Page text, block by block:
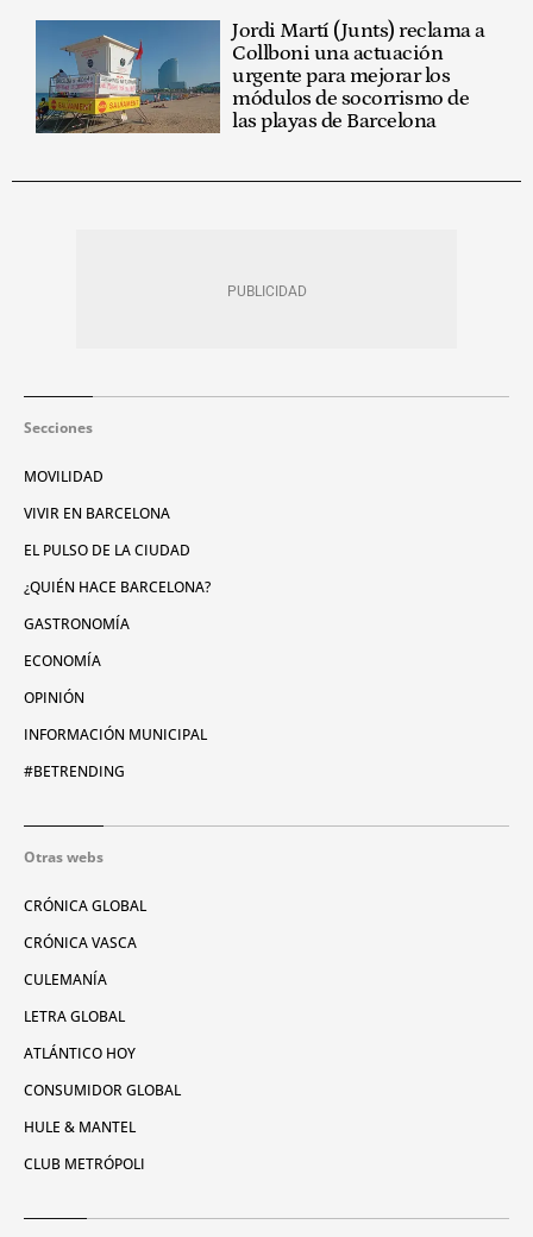
Jordi Martí (Junts) reclama a
Collboni una actuación
urgente para mejorar los
módulos de socorrismo de
las playas de Barcelona
Secciones
MOVILIDAD
VIVIR EN BARCELONA
EL PULSO DE LA CIUDAD
¿QUIÉN HACE BARCELONA?
GASTRONOMÍA
ECONOMÍA
OPINIÓN
INFORMACIÓN MUNICIPAL
#BETRENDING
Otras webs
CRÓNICA GLOBAL
CRÓNICA VASCA
CULEMANÍA
LETRA GLOBAL
ATLÁNTICO HOY
CONSUMIDOR GLOBAL
HULE & MANTEL
CLUB METRÓPOLI